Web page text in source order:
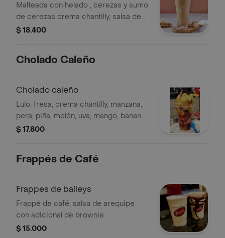
Malteada con helado , cerezas y sumo
de cerezas crema chantilly, salsa de
frutos rojos y leche condensada,
$ 18.400
Cholado Caleño
Cholado caleño
Lulo, fresa, crema chantilly, manzana,
pera, piña, melón, uva, mango, banano,
salsa de kiwi, leche condensada,
$ 17.800
Frappés de Café
Frappes de baileys
Frappé de café, salsa de arequipe
con adicional de brownie.
$ 15.000